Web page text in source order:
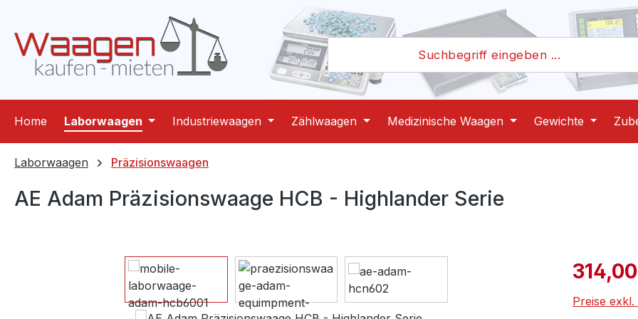
Zur Hauptnavigation springen
Home Laborwaagen Industriewaagen Zählwaagen Medizinische Waagen Gewichte
Laborwaagen Präzisionswaagen
AE Adam Präzisionswaage HCB - Highlander Serie
Bildergalerie überspringen
Preise